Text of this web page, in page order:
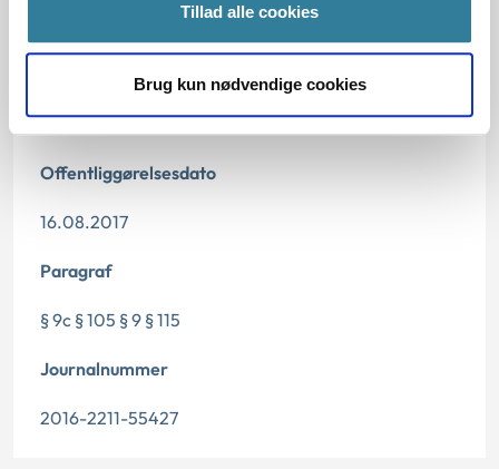
Tillad alle cookies
Brug kun nødvendige cookies
Dato for underskrift
15.08.2017
Offentliggørelsesdato
16.08.2017
Paragraf
§ 9c § 105 § 9 § 115
Journalnummer
2016-2211-55427